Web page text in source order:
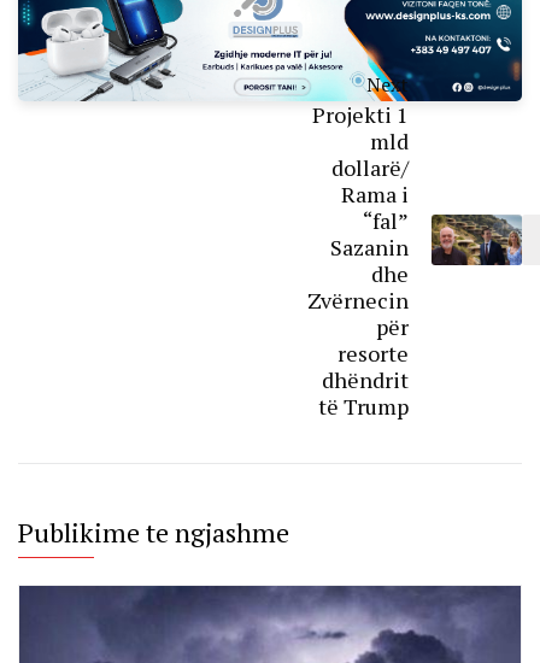
Next
Projekti 1
mld
dollarë/
Rama i
“fal”
Sazanin
dhe
Zvërnecin
për
resorte
dhëndrit
të Trump
Publikime te ngjashme